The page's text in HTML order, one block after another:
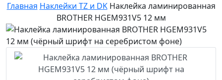
Главная Наклейки TZ и DK Наклейка ламинированная
BROTHER HGEM931V5 12 мм